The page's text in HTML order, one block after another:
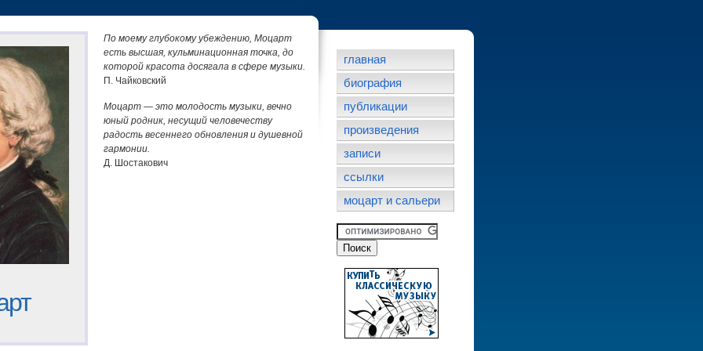
По моему глубокому убеждению, Моцарт
есть высшая, кульминационная точка, до
которой красота досягала в сфере музыки.
П. Чайковский
Моцарт — это молодость музыки, вечно
юный родник, несущий человечеству
радость весеннего обновления и душевной
гармонии.
Д. Шостакович
главная
биография
публикации
произведения
записи
ссылки
моцарт и сальери